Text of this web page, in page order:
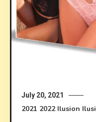
July 20, 2021
2021 2022 Ilusion